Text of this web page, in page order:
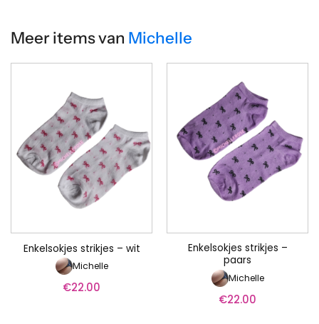
Meer items van Michelle
Enkelsokjes strikjes – wit
Michelle
€22.00
Enkelsokjes strikjes –
paars
Michelle
€22.00